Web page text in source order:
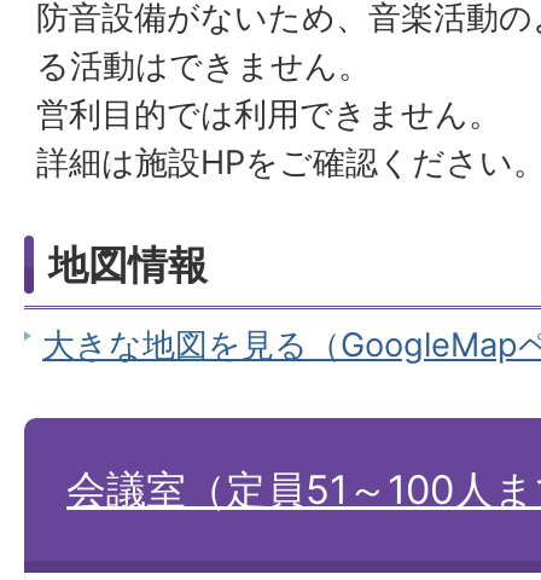
防音設備がないため、音楽活動
る活動はできません。
営利目的では利用できません。
詳細は施設HPをご確認ください
地図情報
大きな地図を見る（GoogleMap
会議室（定員51～100人